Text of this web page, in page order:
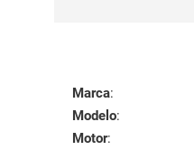
Marca:
Modelo:
Motor: